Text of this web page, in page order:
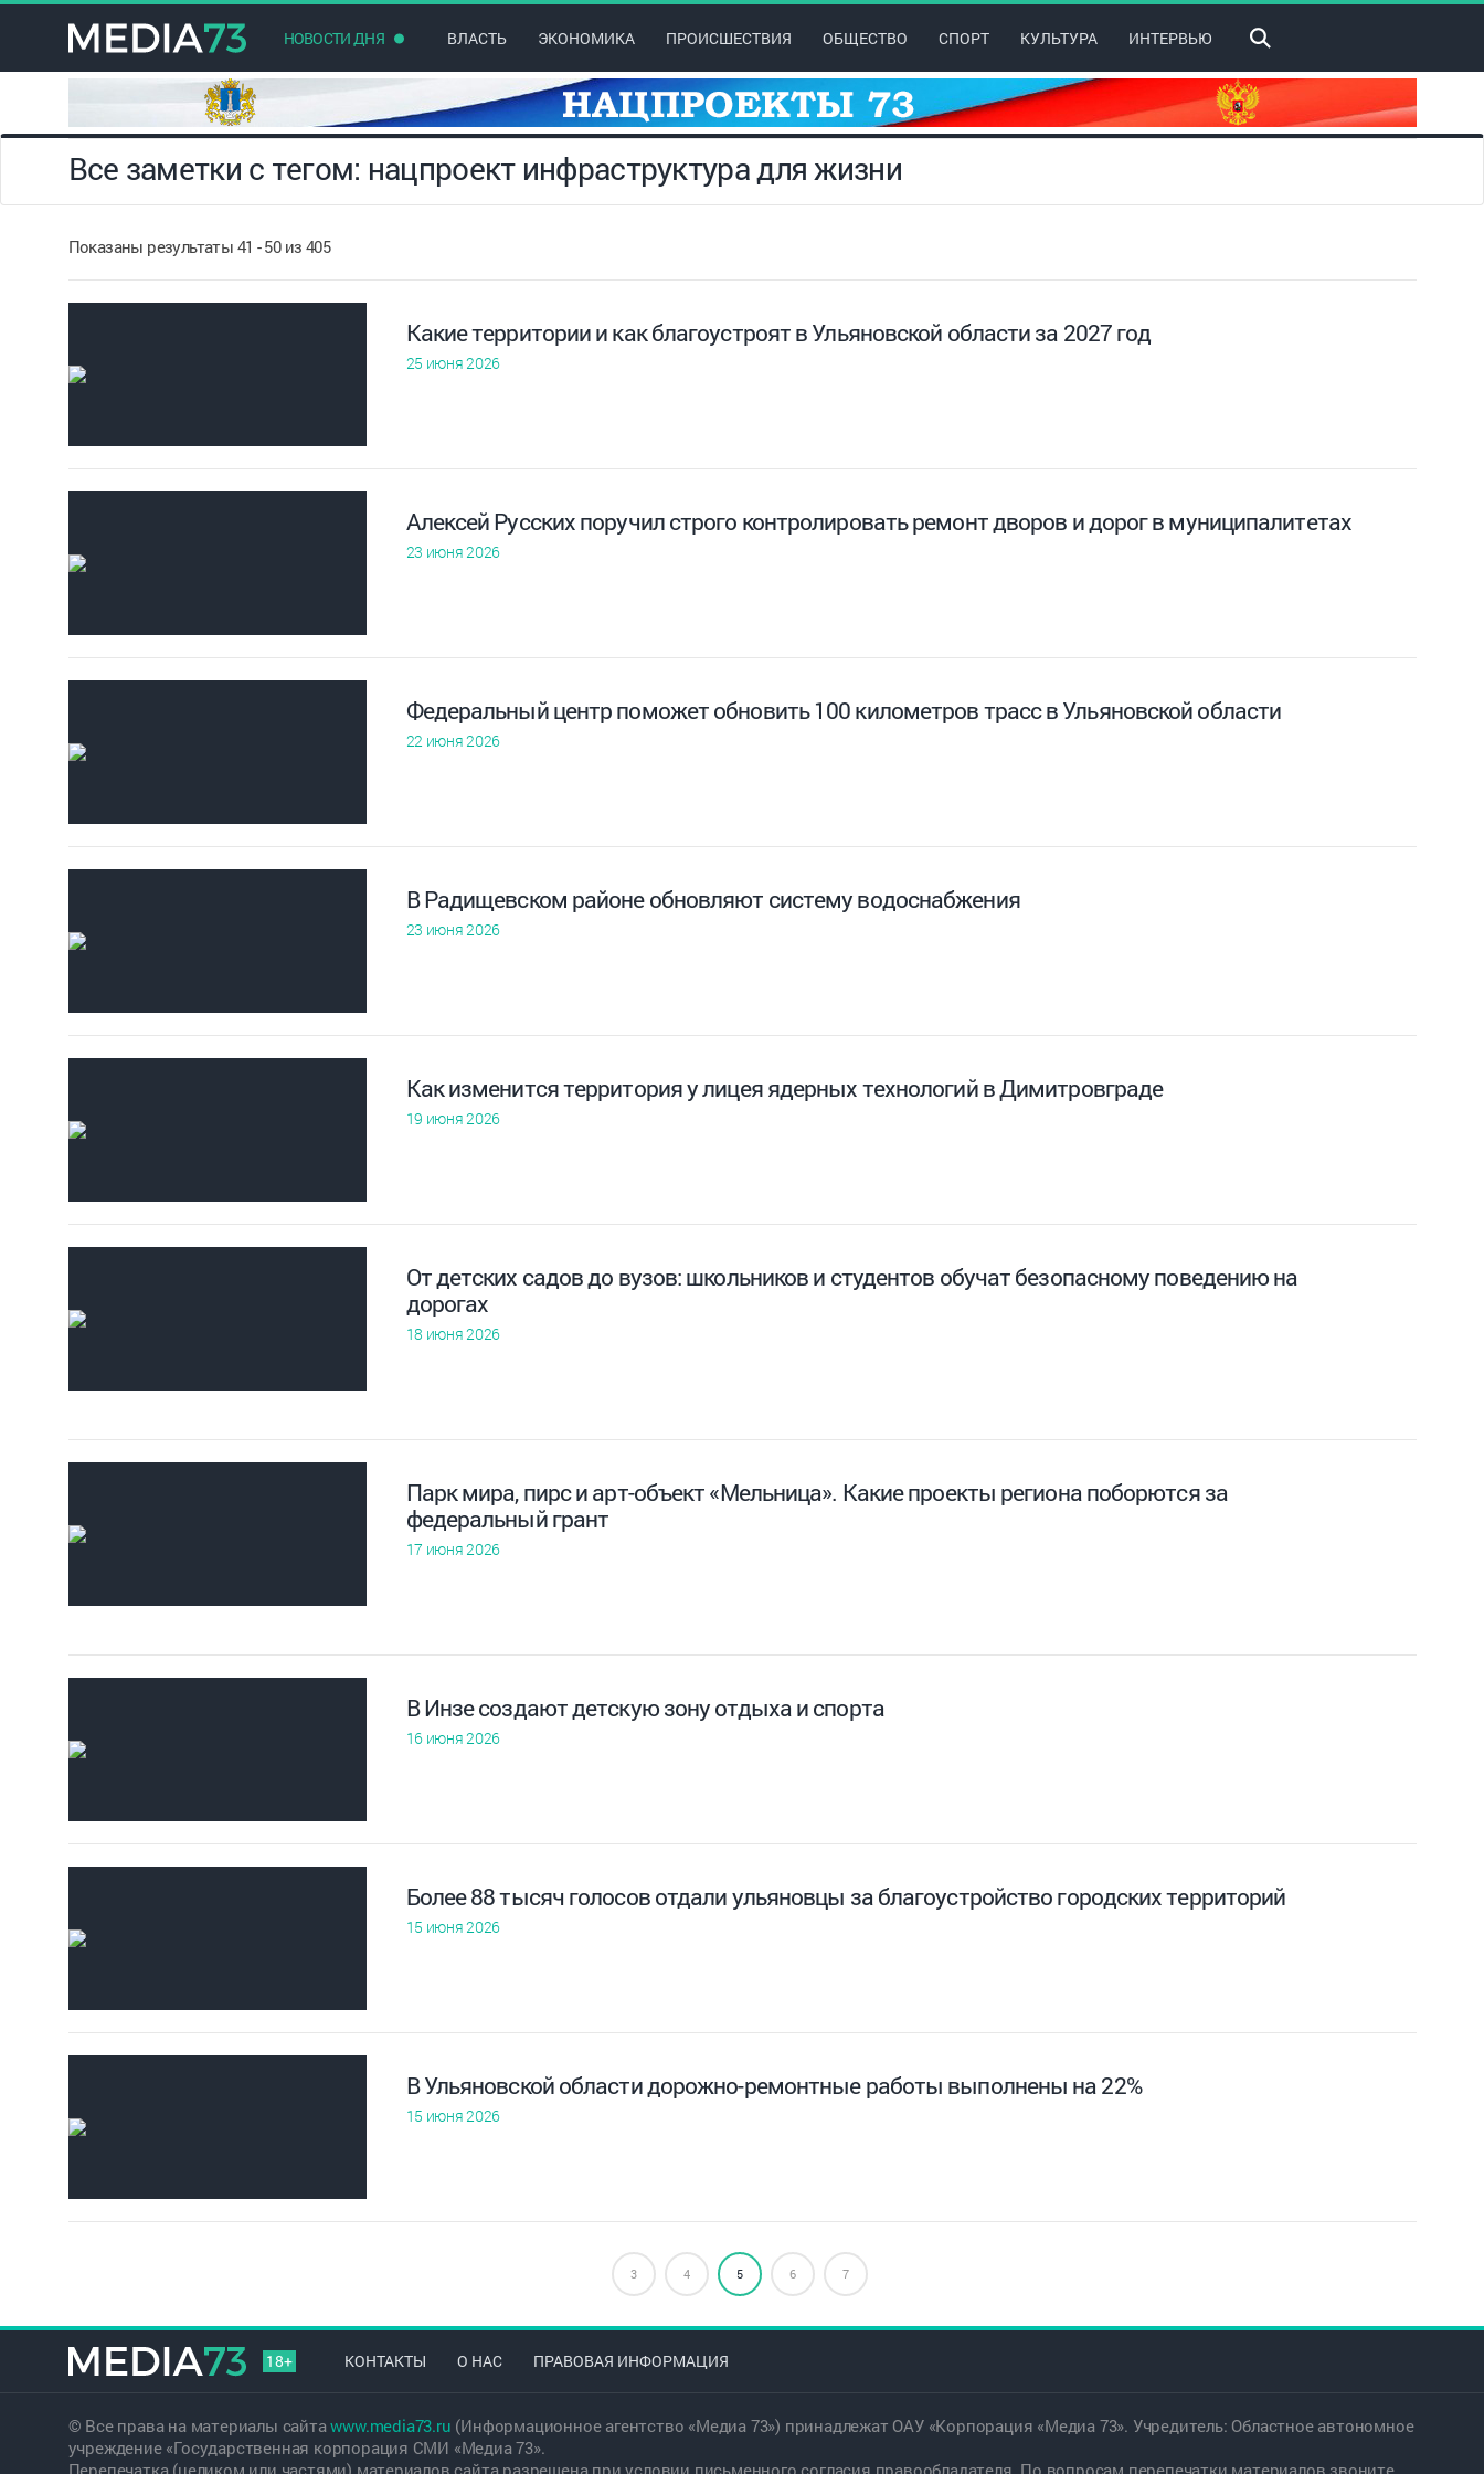
НОВОСТИ ДНЯ ВЛАСТЬ ЭКОНОМИКА ПРОИСШЕСТВИЯ ОБЩЕСТВО СПОРТ КУЛЬТУРА ИНТЕРВЬЮ
Все заметки с тегом: нацпроект инфраструктура для жизни
Показаны результаты 41 - 50 из 405
Какие территории и как благоустроят в Ульяновской области за 2027 год
25 июня 2026
Алексей Русских поручил строго контролировать ремонт дворов и дорог в муниципалитетах
23 июня 2026
Федеральный центр поможет обновить 100 километров трасс в Ульяновской области
22 июня 2026
В Радищевском районе обновляют систему водоснабжения
23 июня 2026
Как изменится территория у лицея ядерных технологий в Димитровграде
19 июня 2026
От детских садов до вузов: школьников и студентов обучат безопасному поведению на
дорогах
18 июня 2026
Парк мира, пирс и арт-объект «Мельница». Какие проекты региона поборются за
федеральный грант
17 июня 2026
В Инзе создают детскую зону отдыха и спорта
16 июня 2026
Более 88 тысяч голосов отдали ульяновцы за благоустройство городских территорий
15 июня 2026
В Ульяновской области дорожно-ремонтные работы выполнены на 22%
15 июня 2026
3 4 5 6 7
18+ КОНТАКТЫ О НАС ПРАВОВАЯ ИНФОРМАЦИЯ
© Все права на материалы сайтаwww.media73.ru (Информационное агентство «Медиа 73») принадлежат ОАУ «Корпорация «Медиа 73». Учредитель: Областное автономное
учреждение «Государственная корпорация СМИ «Медиа 73».
Перепечатка (целиком или частями) материалов сайта разрешена при условии письменного согласия правообладателя. По вопросам перепечатки материалов звоните